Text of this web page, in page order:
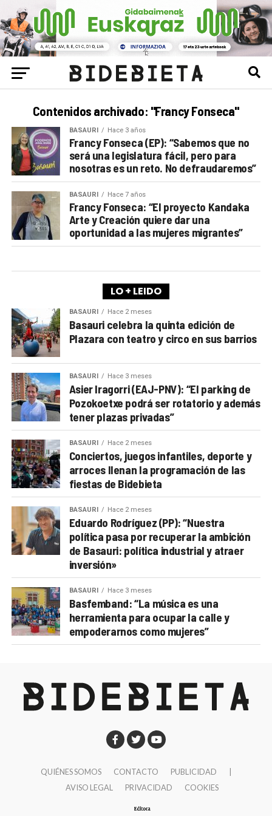
Contenidos archivado: "Francy Fonseca"
BASAURI Hace 3 años
Francy Fonseca (EP): “Sabemos que no
será una legislatura fácil, pero para
nosotras es un reto. No defraudaremos”
BASAURI Hace 7 años
Francy Fonseca: “El proyecto Kandaka
Arte y Creación quiere dar una
oportunidad a las mujeres migrantes”
LO + LEIDO
BASAURI Hace 2 meses
Basauri celebra la quinta edición de
Plazara con teatro y circo en sus barrios
BASAURI Hace 3 meses
Asier Iragorri (EAJ-PNV): “El parking de
Pozokoetxe podrá ser rotatorio y además
tener plazas privadas”
BASAURI Hace 2 meses
Conciertos, juegos infantiles, deporte y
arroces llenan la programación de las
fiestas de Bidebieta
BASAURI Hace 2 meses
Eduardo Rodríguez (PP): “Nuestra
política pasa por recuperar la ambición
de Basauri: política industrial y atraer
inversión»
BASAURI Hace 3 meses
Basfemband: “La música es una
herramienta para ocupar la calle y
empoderarnos como mujeres”
QUIÉNES SOMOS CONTACTO PUBLICIDAD
AVISO LEGAL
PRIVACIDAD COOKIES